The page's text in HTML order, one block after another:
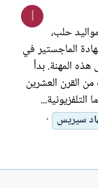
مواليد حلب،
الماجستير في
هذه المهنة. بدأ
القرن العشرين
سيريس